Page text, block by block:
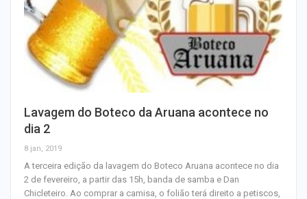
Lavagem do Boteco da Aruana acontece no
dia 2
8 jan, 2019
A terceira edição da lavagem do Boteco Aruana acontece no dia
2 de fevereiro, a partir das 15h, banda de samba e Dan
Chicleteiro. Ao comprar a camisa, o folião terá direito a petiscos,